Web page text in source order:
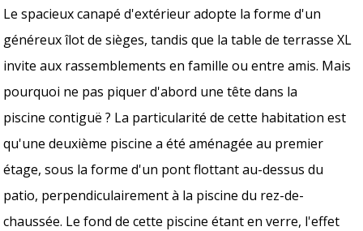
Le spacieux canapé d'extérieur adopte la forme d'un
généreux îlot de sièges, tandis que la table de terrasse XL
invite aux rassemblements en famille ou entre amis. Mais
pourquoi ne pas piquer d'abord une tête dans la
piscine contiguë ? La particularité de cette habitation est
qu'une deuxième piscine a été aménagée au premier
étage, sous la forme d'un pont flottant au-dessus du
patio, perpendiculairement à la piscine du rez-de-
chaussée. Le fond de cette piscine étant en verre, l'effet